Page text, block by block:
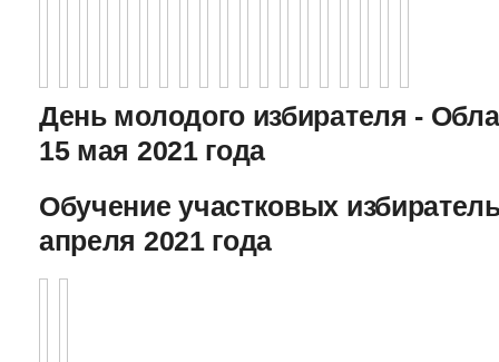
День молодого избирателя -
15 мая 2021 года
Обучение участковых
апреля 2021 года